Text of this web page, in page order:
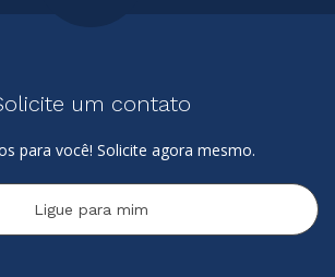
um contato
para você! Solicite agora mesmo.
Ligue para mim